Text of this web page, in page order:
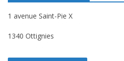
1 avenue Saint-Pie X
1340 Ottignies